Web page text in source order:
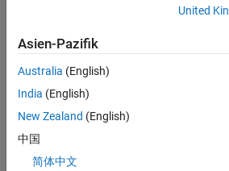
noch
keine
offenen
Stellen
können,
die
United
Asien-Pazifik
Australia (English)
India (English)
New Zealand (English)
中国
简体中文